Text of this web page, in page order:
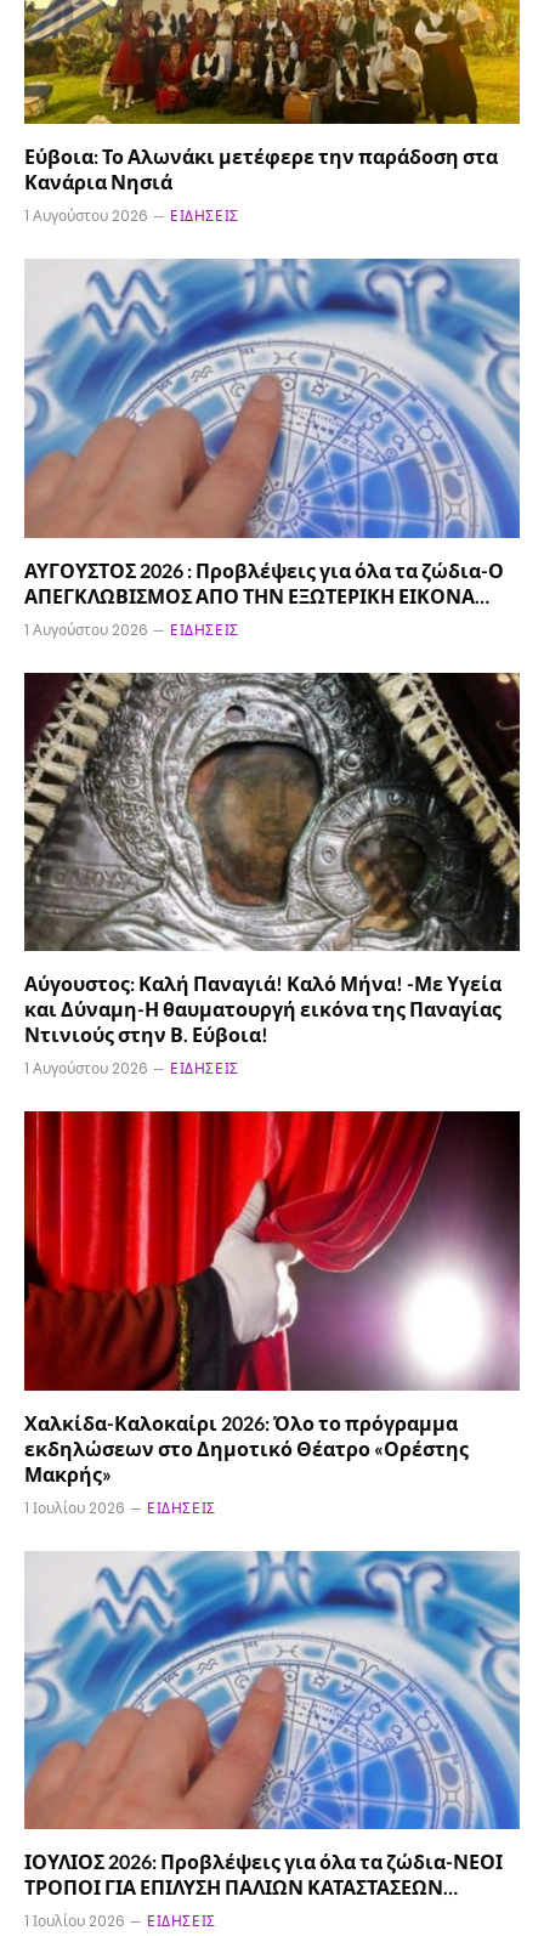
Εύβοια: Το Αλωνάκι μετέφερε την παράδοση στα
Κανάρια Νησιά
1 Αυγούστου 2026 ΕΙΔΉΣΕΙΣ
ΑΥΓΟΥΣΤΟΣ 2026 : Προβλέψεις για όλα τα ζώδια-Ο
ΑΠΕΓΚΛΩΒΙΣΜΟΣ ΑΠΟ ΤΗΝ ΕΞΩΤΕΡΙΚΗ ΕΙΚΟΝΑ…
1 Αυγούστου 2026 ΕΙΔΉΣΕΙΣ
Αύγουστος: Καλή Παναγιά! Καλό Μήνα! -Με Υγεία
και Δύναμη-Η θαυματουργή εικόνα της Παναγίας
Ντινιούς στην Β. Εύβοια!
1 Αυγούστου 2026 ΕΙΔΉΣΕΙΣ
Χαλκίδα-Καλοκαίρι 2026: Όλο το πρόγραμμα
εκδηλώσεων στο Δημοτικό Θέατρο «Ορέστης
Μακρής»
1 Ιουλίου 2026 ΕΙΔΉΣΕΙΣ
ΙΟΥΛΙΟΣ 2026: Προβλέψεις για όλα τα ζώδια-ΝΕΟΙ
ΤΡΟΠΟΙ ΓΙΑ ΕΠΙΛΥΣΗ ΠΑΛΙΩΝ ΚΑΤΑΣΤΑΣΕΩΝ…
1 Ιουλίου 2026 ΕΙΔΉΣΕΙΣ